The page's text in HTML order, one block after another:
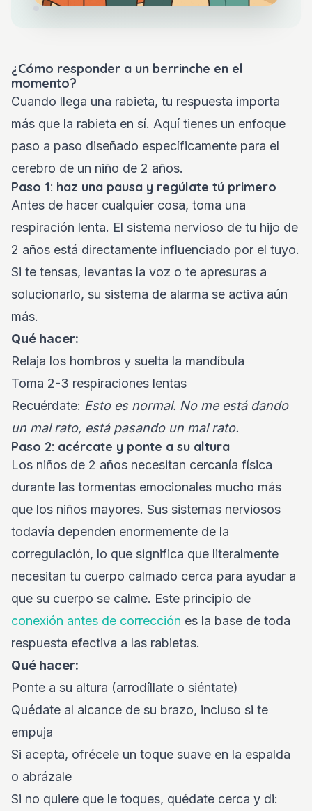
¿Cómo responder a un berrinche en el
momento?
Cuando llega una rabieta, tu respuesta importa
más que la rabieta en sí. Aquí tienes un enfoque
paso a paso diseñado específicamente para el
cerebro de un niño de 2 años.
Paso 1: haz una pausa y regúlate tú primero
Antes de hacer cualquier cosa, toma una
respiración lenta. El sistema nervioso de tu hijo de
2 años está directamente influenciado por el tuyo.
Si te tensas, levantas la voz o te apresuras a
solucionarlo, su sistema de alarma se activa aún
más.
Qué hacer:
Relaja los hombros y suelta la mandíbula
Toma 2-3 respiraciones lentas
Recuérdate: Esto es normal. No me está dando
un mal rato, está pasando un mal rato.
Paso 2: acércate y ponte a su altura
Los niños de 2 años necesitan cercanía física
durante las tormentas emocionales mucho más
que los niños mayores. Sus sistemas nerviosos
todavía dependen enormemente de la
corregulación, lo que significa que literalmente
necesitan tu cuerpo calmado cerca para ayudar a
que su cuerpo se calme. Este principio de
conexión antes de corrección es la base de toda
respuesta efectiva a las rabietas.
Qué hacer:
Ponte a su altura (arrodíllate o siéntate)
Quédate al alcance de su brazo, incluso si te
empuja
Si acepta, ofrécele un toque suave en la espalda
o abrázale
Si no quiere que le toques, quédate cerca y di: